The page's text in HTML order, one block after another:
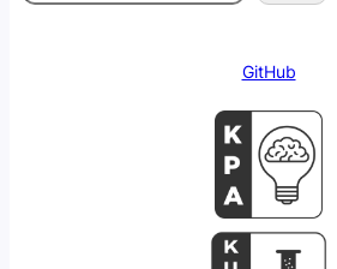
GitHub